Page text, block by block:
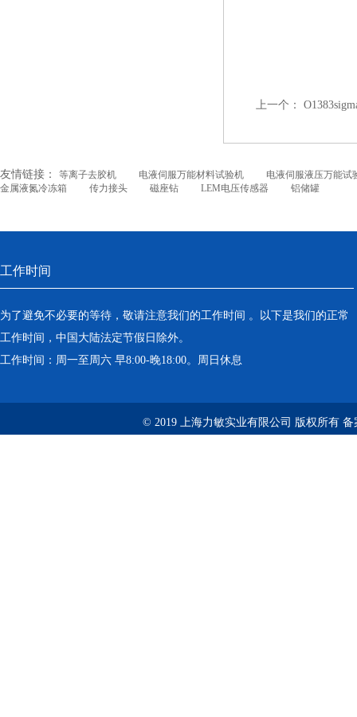
上一个：
友情链接： 等离子去胶机 电液伺服万能材料试验机
电液伺服液压万能试
金属液氮冷冻箱
传力接头 磁座钻 LEM电压传感器 铝储罐
工作时间
为了避免不必要的等待，敬请注意我们的工作时间 。以下是我们的正常
工作时间，中国大陆法定节假日除外。
工作时间：周一至周六 早8:00-晚18:00。周日休息
© 2019 上海力敏实业有限公司 版权所有 备